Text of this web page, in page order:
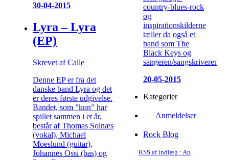
30-04-2015
Lyra – Lyra
(EP)
Skrevet af Calle
Denne EP er fra det
danske band Lyra og det
er deres første udgivelse.
Bandet, som ”kun” har
spillet sammen i et år,
består af Thomas Solnæs
(vokal), Michael
Moeslund (guitar),
Johannes Ossi (bas) og
country-blues-rock
og
inspirationskilderne
tæller da også et
band som The
Black Keys og
sangeren/sangskriveren...
20-05-2015
Kategorier
Anmeldelser
Rock Blog
RSS af indlæg : Anmeldelser